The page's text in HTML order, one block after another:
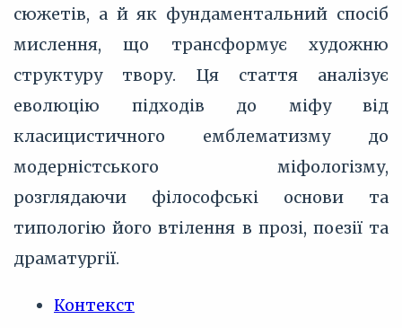
сюжетів, а й як фундаментальний спосіб
мислення, що трансформує художню
структуру твору. Ця стаття аналізує
еволюцію підходів до міфу від
класицистичного емблематизму до
модерністського міфологізму,
розглядаючи філософські основи та
типологію його втілення в прозі, поезії та
драматургії.
Контекст